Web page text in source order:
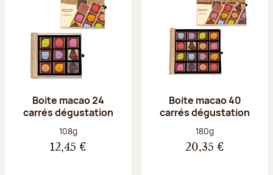
Boite macao 24
carrés dégustation
Poids net :
108g
12,45 €
Boite macao 40
carrés dégustation
Poids net :
180g
20,35 €